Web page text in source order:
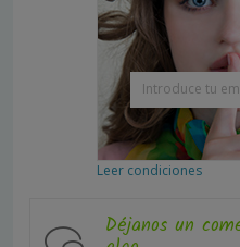
Leer condiciones
Déjanos un